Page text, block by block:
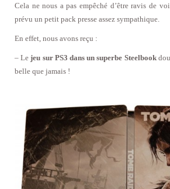
Cela ne nous a pas empêché d’être ravis de
prévu un petit pack presse assez sympathique.
En effet, nous avons reçu :
– Lejeu sur PS3 dans un superbe Steelbook
belle que jamais !